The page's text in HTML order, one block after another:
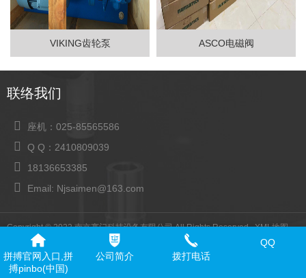
VIKING齿轮泵 ASCO电磁阀
联络我们
座机：025-85565586
Q Q：2410809039
18136653385
Email: Njsaimen@163.com
Copyright © 2022 南京赛门科技设备有限公司 All Rights Reserved.XML地图
拼搏官网入口,拼
搏pinbo(中国)
公司简介 拨打电话
QQ